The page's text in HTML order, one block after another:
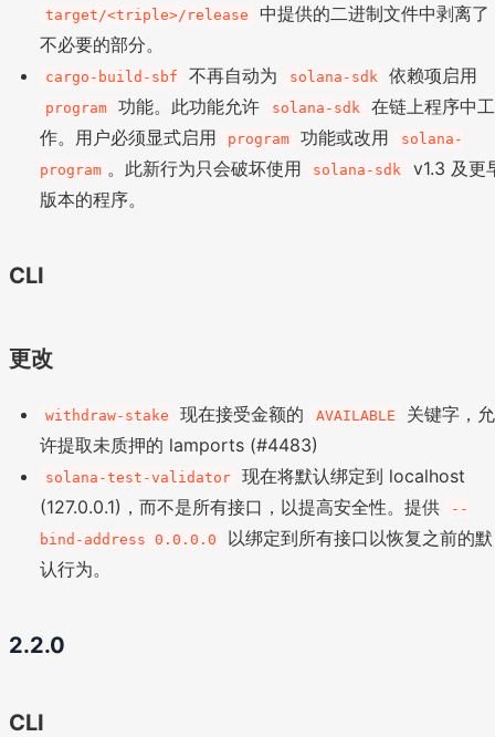
target/<triple>/release
中提供的二进制文件中剥离了
不必要的部分。
cargo-build-sbf 不再自动为 solana-sdk 依赖项启用
program 功能。此功能允许 solana-sdk
在链上程序中工
作。用户必须显式启用
program 功能或改用
solana-
program 。此新行为只会破坏使用 solana-sdk
v1.3 及更
版本的程序。
CLI
更改
withdraw-stake 现在接受金额的 AVAILABLE
关键字，允
许提取未质押的 lamports (#4483)
solana-test-validator
现在将默认绑定到 localhost
(127.0.0.1)，而不是所有接口，以提高安全性。提供
--
bind-address 0.0.0.0
以绑定到所有接口以恢复之前的默
认行为。
2.2.0
CLI